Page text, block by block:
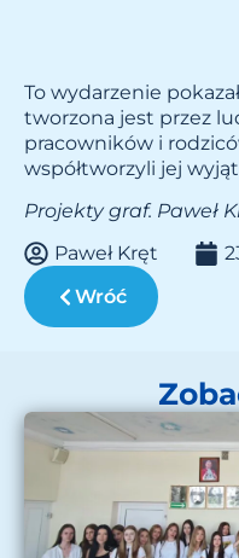
To wydarzenie
tworzona jest przez
pracowników i
współtworzyli jej
Projekty graf. Paweł
Paweł Kręt
Wróć